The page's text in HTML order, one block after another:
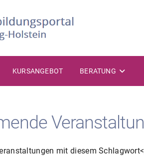
KURSANGEBOT BERATUNG
mit diesem